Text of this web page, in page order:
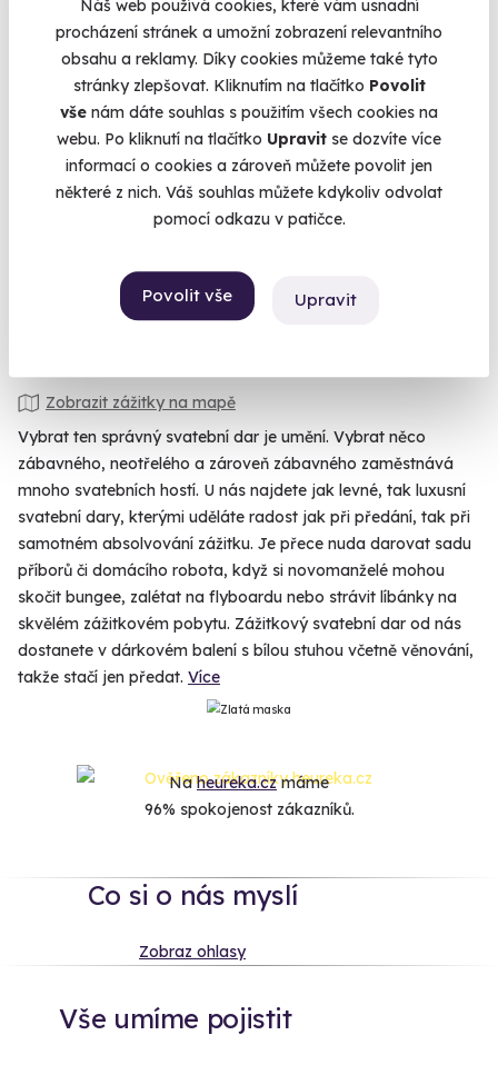
Náš web používá cookies, které vám usnadní
procházení stránek a umožní zobrazení relevantního
obsahu a reklamy. Díky cookies můžeme také tyto
stránky zlepšovat. Kliknutím na tlačítko Povolit
vše nám dáte souhlas s použitím všech cookies na
webu. Po kliknutí na tlačítko Upravit se dozvíte více
informací o cookies a zároveň můžete povolit jen
některé z nich. Váš souhlas můžete kdykoliv odvolat
pomocí odkazu v patičce.
Povolit vše Upravit
9.3
Tandemový seskok padákem ze 6000 m
Vyskočte z letadla až ze šesti kilometrů.
Slovensko (Holíč)
9 150 Kč
Zobrazit zážitky na mapě
Vybrat ten správný svatební dar je umění. Vybrat něco
zábavného, neotřelého a zároveň zábavného zaměstnává
mnoho svatebních hostí. U nás najdete jak levné, tak luxusní
svatební dary, kterými uděláte radost jak při předání, tak při
samotném absolvování zážitku. Je přece nuda darovat sadu
příborů či domácího robota, když si novomanželé mohou
skočit bungee, zalétat na flyboardu nebo strávit líbánky na
skvělém zážitkovém pobytu. Zážitkový svatební dar od nás
dostanete v dárkovém balení s bílou stuhou včetně věnování,
takže stačí jen předat. Více
Naheureka.czmáme
96% spokojenost zákazníků.
Co si o nás myslí
Zobraz ohlasy
Vše umíme pojistit